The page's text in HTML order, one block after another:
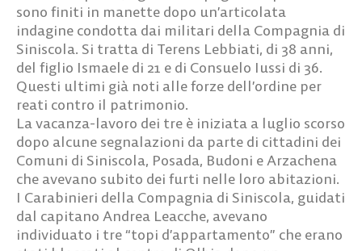
sono finiti in manette dopo un’articolata
indagine condotta dai militari della Compagnia di
Siniscola. Si tratta di Terens Lebbiati, di 38 anni,
del figlio Ismaele di 21 e di Consuelo Iussi di 36.
Questi ultimi già noti alle forze dell’ordine per
reati contro il patrimonio.
La vacanza-lavoro dei tre è iniziata a luglio scorso
dopo alcune segnalazioni da parte di cittadini dei
Comuni di Siniscola, Posada, Budoni e Arzachena
che avevano subito dei furti nelle loro abitazioni.
I Carabinieri della Compagnia di Siniscola, guidati
dal capitano Andrea Leacche, avevano
individuato i tre “topi d’appartamento” che erano